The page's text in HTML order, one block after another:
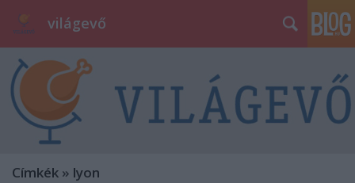
világevő
Címkék » lyon